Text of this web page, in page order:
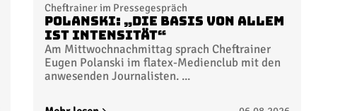
Cheftrainer im Pressegespräch
Polanski: „Die Basis von allem
ist Intensität“
Am Mittwochnachmittag sprach Cheftrainer
Eugen Polanski im flatex-Medienclub mit den
anwesenden Journalisten. ...